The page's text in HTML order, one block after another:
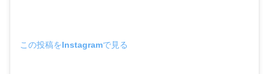
この投稿をInstagramで見る